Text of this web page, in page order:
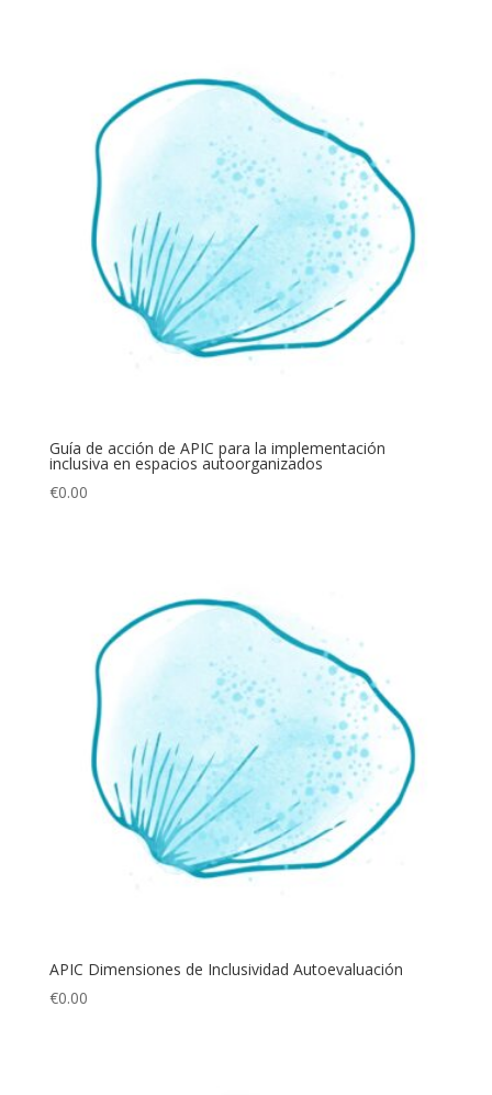
Guía de acción de APIC para la implementación
inclusiva en espacios autoorganizados
€0.00
APIC Dimensiones de Inclusividad Autoevaluación
€0.00